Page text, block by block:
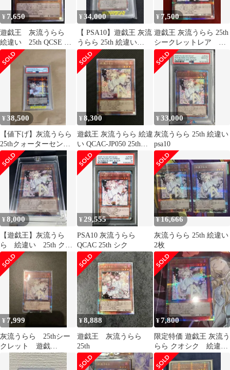
¥ 7,650
遊戯王 灰流うらら
絵違い 25th QCSE ク
オシク
¥34,000
【 PSA10】遊戯王 灰流
うらら 25th 絵違い
QCAC
¥ 7,500
遊戯王 灰流うらら 25th
シークレットレア 絵
違い
¥38,500
【値下げ】灰流うらら
25thクォーターセンチ
ュリーシークレットレ
ア 2枚セット
¥8,300
遊戯王 灰流うらら 絵違
い QCAC-JP050 25thシ
ク
¥33,000
灰流うらら 25th 絵違い
psa10
¥8,000
【遊戯王】灰流うら
ら 絵違い 25th クオ
シク
¥ 29,555
PSA10 灰流うらら
QCAC 25th シク
¥16,666
灰流うらら 25th 絵違い
2枚
¥ 7,999
灰流うらら 25thシー
クレット 遊戯
王 クオシク 絵
違い
¥8,888
遊戯王 灰流うらら
25th
¥7,800
限定特価 遊戯王 灰流う
らら クオシク 絵違
い 25th